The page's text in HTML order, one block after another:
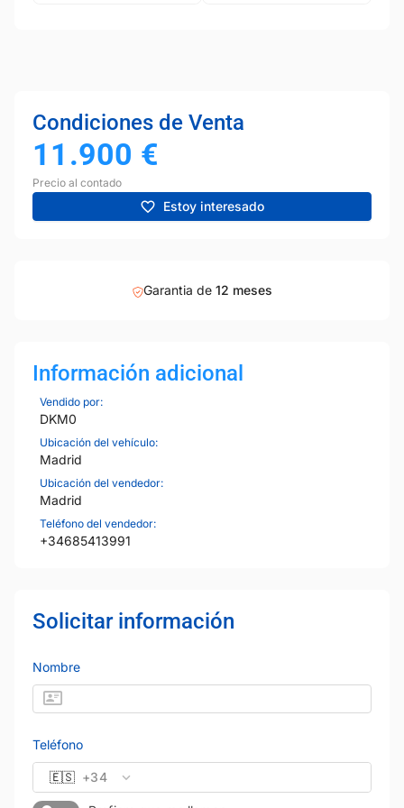
Condiciones de Venta
11.900 €
Precio al contado
Estoy interesado
Garantia de 12 meses
Información adicional
Vendido por:
DKM0
Ubicación del vehículo:
Madrid
Ubicación del vendedor:
Madrid
Teléfono del vendedor:
+34685413991
Solicitar información
Nombre
Teléfono
🇪🇸 +34